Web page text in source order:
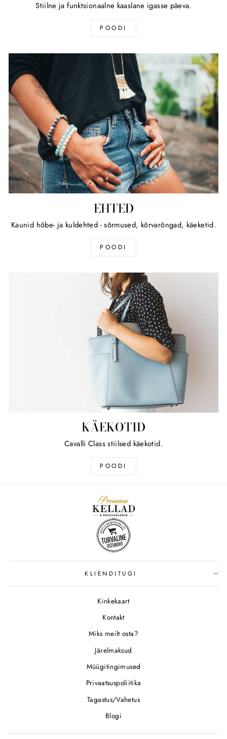
Stiilne ja funktsionaalne kaaslane igasse päeva.
POODI
EHTED
Kaunid hõbe- ja kuldehted - sõrmused, kõrvarõngad, käeketid.
POODI
KÄEKOTID
Cavalli Class stiilsed käekotid.
POODI
KLIENDITUGI
Kinkekaart
Kontakt
Miks meilt osta?
Järelmaksud
Müügitingimused
Privaatsuspoliitika
Tagastus/Vahetus
Blogi